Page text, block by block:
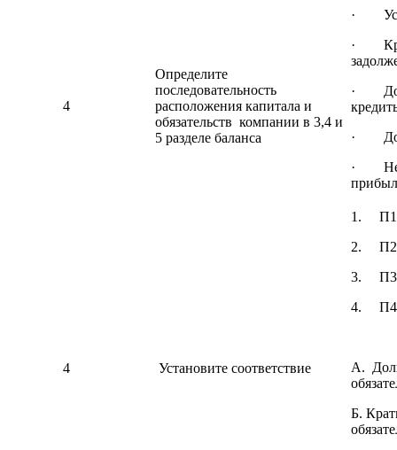
4
Определите
последовательность
расположения капитала и
обязательств компании в 3,4 и
5 разделе баланса
·
·
·
·
·
4 Установите соответствие
1. П1
2. П2
3. П3
4. П4
А.
Б.